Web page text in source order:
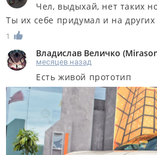
Чел, выдыхай, нет таких
Ты их себе придумал и на
1
Владислав Величко (
месяцев назад
Есть живой прототип